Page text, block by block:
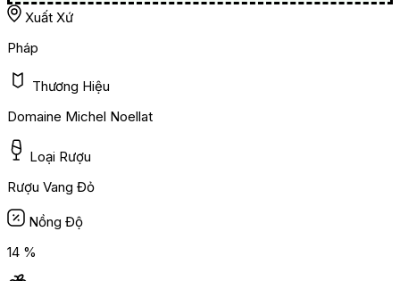
Xuất Xứ
Pháp
Thương Hiệu
Domaine Michel Noellat
Loại Rượu
Rượu Vang Đỏ
Nồng Độ
14 %